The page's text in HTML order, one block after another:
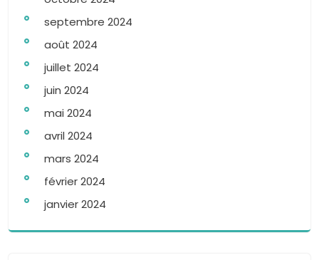
septembre 2024
août 2024
juillet 2024
juin 2024
mai 2024
avril 2024
mars 2024
février 2024
janvier 2024